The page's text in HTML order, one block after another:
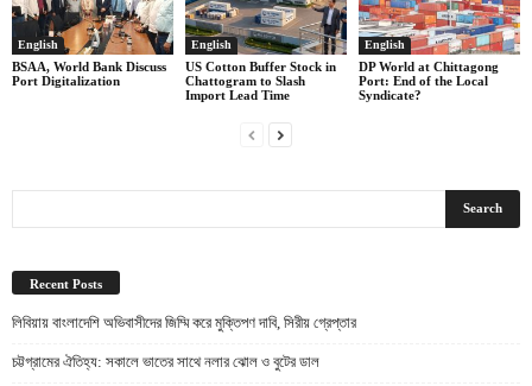
English
BSAA, World Bank Discuss
Port Digitalization
English
US Cotton Buffer Stock in
Chattogram to Slash
Import Lead Time
English
DP World at Chittagong
Port: End of the Local
Syndicate?
Recent Posts
লিবিয়ায় বাংলাদেশি অভিবাসীদের জিম্মি করে মুক্তিপণ দাবি, সিরীয় গ্রেপ্তার
চট্টগ্রামের ঐতিহ্য: সকালে ভাতের সাথে নলার ঝোল ও বুটের ডাল